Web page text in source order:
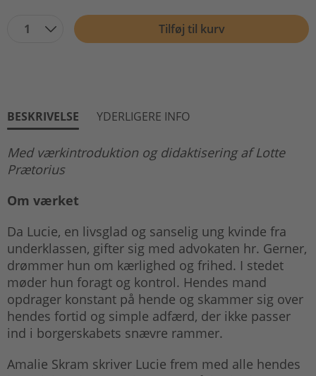
1 Tilføj til kurv
BESKRIVELSE YDERLIGERE INFO
Med værkintroduktion og didaktisering af Lotte
Prætorius
Om værket
Da Lucie, en livsglad og sanselig ung kvinde fra
underklassen, gifter sig med advokaten hr. Gerner,
drømmer hun om kærlighed og frihed. I stedet
møder hun foragt og kontrol. Hendes mand
opdrager konstant på hende og skammer sig over
hendes fortid og simple adfærd, der ikke passer
ind i borgerskabets snævre rammer.
Amalie Skram skriver Lucie frem med alle hendes